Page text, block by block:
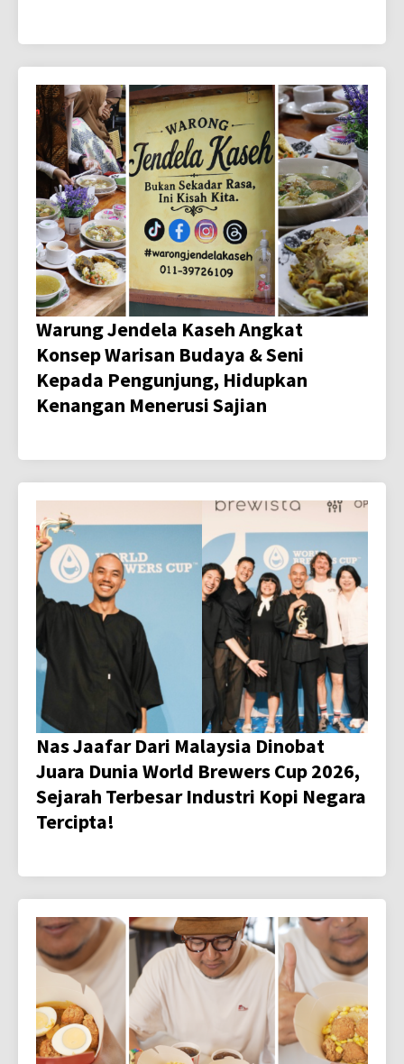
Warung Jendela Kaseh Angkat
Konsep Warisan Budaya & Seni
Kepada Pengunjung, Hidupkan
Kenangan Menerusi Sajian
Nas Jaafar Dari Malaysia Dinobat
Juara Dunia World Brewers Cup 2026,
Sejarah Terbesar Industri Kopi Negara
Tercipta!